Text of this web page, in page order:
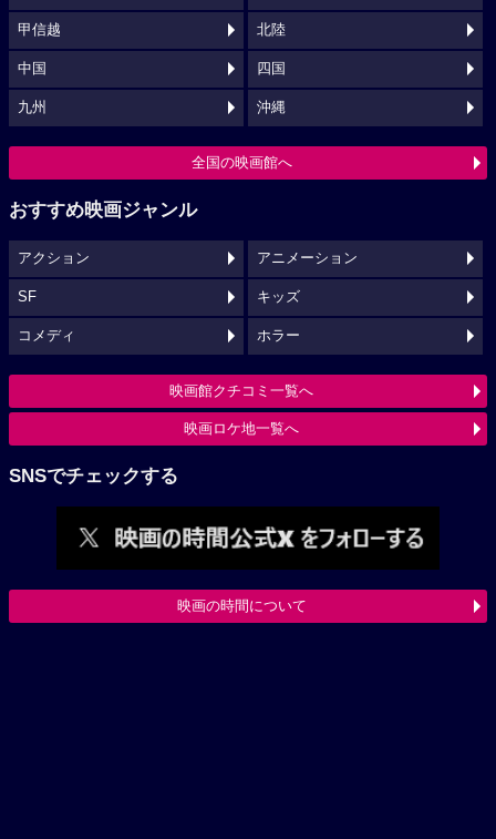
甲信越 北陸
中国 四国
九州 沖縄
全国の映画館へ
おすすめ映画ジャンル
アクション アニメーション
SF キッズ
コメディ ホラー
映画館クチコミ一覧へ
映画ロケ地一覧へ
SNSでチェックする
映画の時間について